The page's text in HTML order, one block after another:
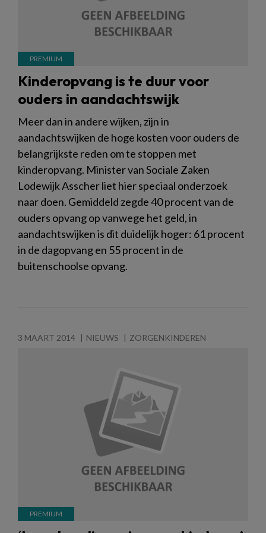
Kinderopvang is te duur voor
ouders in aandachtswijk
Meer dan in andere wijken, zijn in
aandachtswijken de hoge kosten voor ouders de
belangrijkste reden om te stoppen met
kinderopvang. Minister van Sociale Zaken
Lodewijk Asscher liet hier speciaal onderzoek
naar doen. Gemiddeld zegde 40 procent van de
ouders opvang op vanwege het geld, in
aandachtswijken is dit duidelijk hoger: 61 procent
in de dagopvang en 55 procent in de
buitenschoolse opvang.
3 MAART 2014 NIEUWS ZORGENKINDEREN